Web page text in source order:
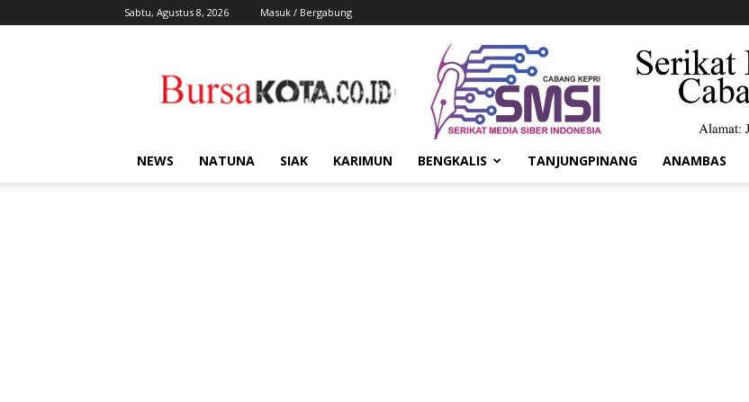
Sabtu, Agustus 8, 2026 Masuk / Bergabung
Kota
NEWS NATUNA SIAK KARIMUN BENGKALIS TANJUNGPINANG ANAMBAS